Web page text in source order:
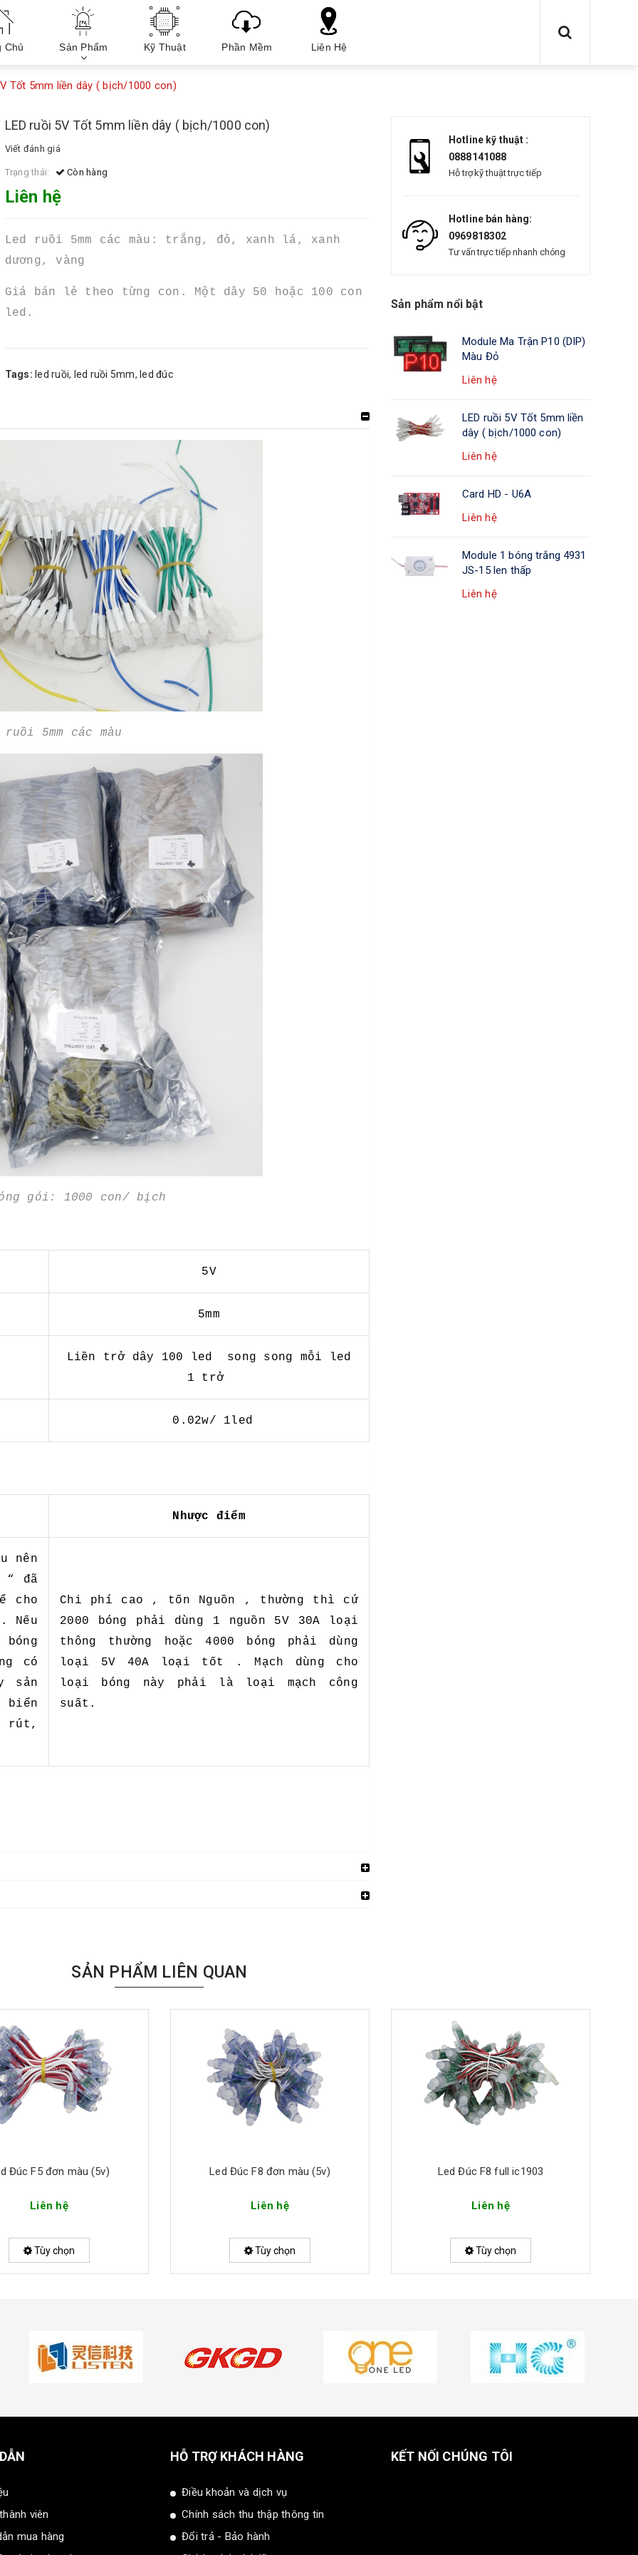
Chủ Sản Phẩm Kỹ Thuật Phần Mềm Liên Hệ
Tốt 5mm liền dây ( bịch/1000 con)
LED ruồi 5V Tốt 5mm liền dây ( bịch/1000 con)
Viết đánh giá
Trạng thái: Còn hàng
Liên hệ
Led ruồi 5mm các màu: trắng, đỏ, xanh lá, xanh
dương, vàng
Giá bán lẻ theo từng con. Một dây 50 hoặc 100 con
led.
Tags: led ruồi, led ruồi 5mm, led đúc
ruồi 5mm các màu
gói: 1000 con/ bịch
5V
5mm
Liền trở dây 100 led song song mỗi led
1 trở
0.02w/ 1led
Nhược điểm
nên
“ đã
cho
Nếu
có
sản
biển
rút,
Chi phí cao , tốn Nguồn , thường thì cứ
2000 bóng phải dùng 1 nguồn 5V 30A loại
thông thường hoặc 4000 bóng phải dùng
loại 5V 40A loại tốt . Mạch dùng cho
loại bóng này phải là loại mạch công
suất.
Hotline kỹ thuật :
0888141088
Hỗ trợ kỹ thuật trực tiếp
Hotline bán hàng:
0969818302
Tư vấn trực tiếp nhanh chóng
Sản phẩm nổi bật
Module Ma Trận P10 (DIP)
Màu Đỏ
Liên hệ
LED ruồi 5V Tốt 5mm liền
dây ( bịch/1000 con)
Liên hệ
Card HD - U6A
Liên hệ
Module 1 bóng trắng 4931
JS-15 len thấp
Liên hệ
SẢN PHẨM LIÊN QUAN
Đúc F5 đơn màu (5v)
Liên hệ
Tùy chọn
Led Đúc F8 đơn màu (5v)
Liên hệ
Tùy chọn
Led Đúc F8 full ic1903
Liên hệ
Tùy chọn
viên
mua hàng
HỖ TRỢ KHÁCH HÀNG
Điều khoản và dịch vụ
Chính sách thu thập thông tin
Đổi trả - Bảo hành
KẾT NỐI CHÚNG TÔI